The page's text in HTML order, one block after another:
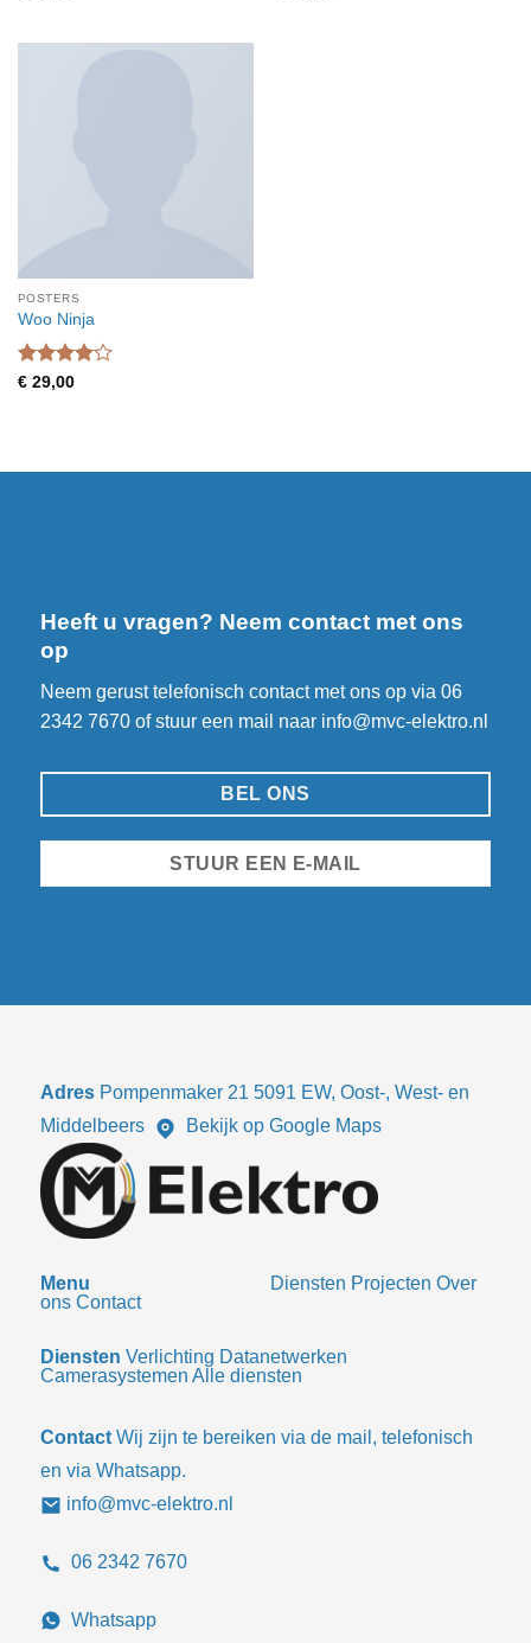
POSTERS
Woo Ninja
Waardering
€29,00
Heeft u vragen? Neem contact met ons
op
Neem gerust telefonisch contact met ons op via 06
2342 7670of stuur een mail naar info@mvc-elektro.nl
BEL ONS
STUUR EEN E-MAIL
AdresPompenmaker 21 5091 EW, Oost-, West- en
Middelbeers
Bekijk op Google Maps
Menu Diensten Projecten Over
ons Contact
Diensten Verlichting Datanetwerken
Camerasystemen Alle diensten
ContactWij zijn te bereiken via de mail, telefonisch
en via Whatsapp.
info@mvc-elektro.nl
06 2342 7670
Whatsapp